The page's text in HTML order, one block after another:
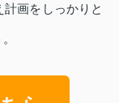
画をしっかりと